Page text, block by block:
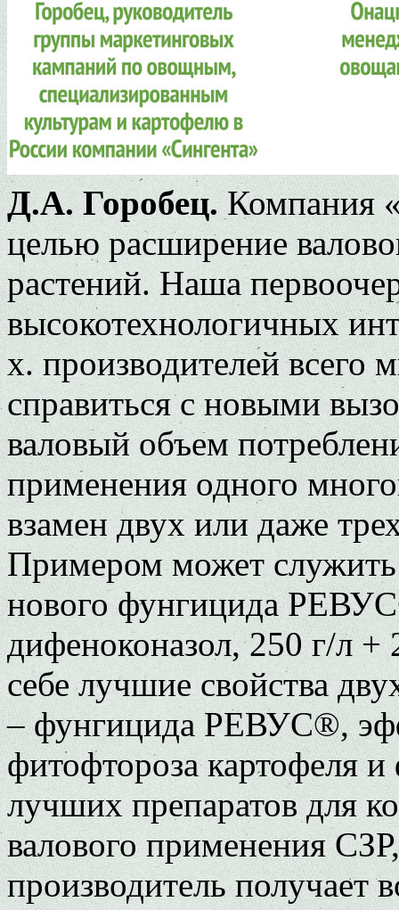
Д.А. Горобец.Компания
целью расширение
растений. Наша
высокотехнологичных
х. производителей всего
справиться с новыми
валовый объем
применения одного
взамен двух или даже
Примером может
нового фунгицида
дифеноконазол, 250 г/л +
себе лучшие свойства
– фунгицида РЕВУС®,
фитофтороза картофеля
лучших препаратов для
валового применения
производитель получает